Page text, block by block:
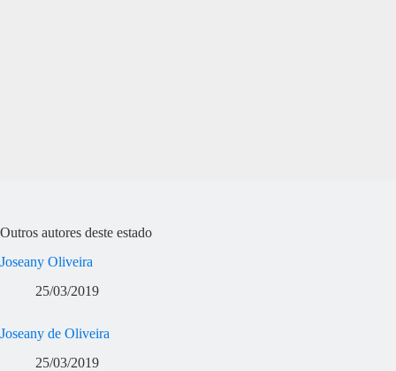
Outros autores deste estado
Joseany Oliveira
25/03/2019
Joseany de Oliveira
25/03/2019